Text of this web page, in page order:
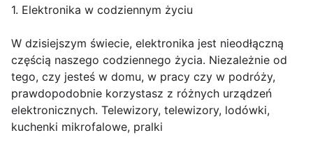
1. Elektronika w codziennym życiu
W dzisiejszym świecie, elektronika jest nieodłączną
częścią naszego codziennego życia. Niezależnie od
tego, czy jesteś w domu, w pracy czy w podróży,
prawdopodobnie korzystasz z różnych urządzeń
elektronicznych. Telewizory, telewizory, lodówki,
kuchenki mikrofalowe, pralki